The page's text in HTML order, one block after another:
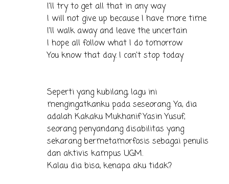
I'll try to get all that in any way
I will not give up because I have more time
I'll walk away and leave the uncertain
I hope all follow what I do tomorrow
You know that day. I can't stop today
Seperti yang kubilang, lagu ini
mengingatkanku pada seseorang. Ya, dia
adalah Kakaku Mukhanif Yasin Yusuf,
seorang penyandang disabilitas yang
sekarang bermetamorfosis sebagai penulis
dan aktivis kampus UGM.
Kalau dia bisa, kenapa aku tidak?